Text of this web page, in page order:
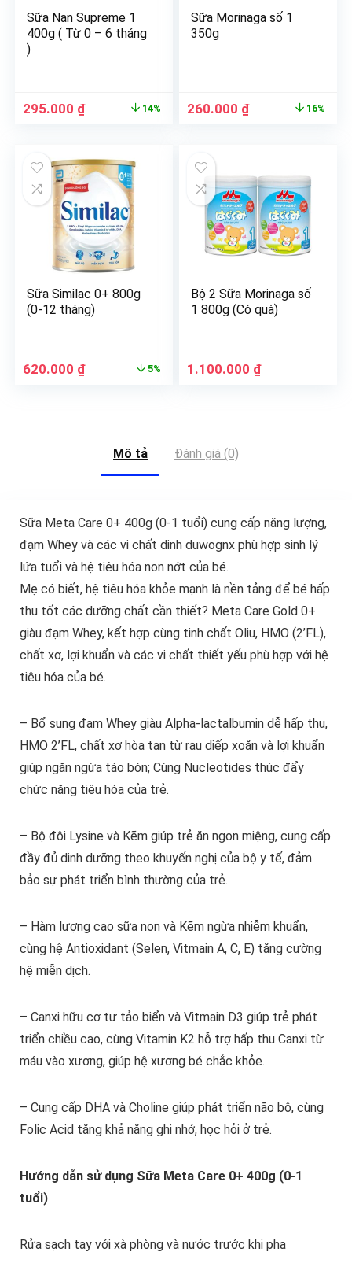
Sữa Nan Supreme 1
400g ( Từ 0 – 6 tháng
)
295.000 ₫ 14%
Sữa Morinaga số 1
350g
260.000 ₫ 16%
Sữa Similac 0+ 800g
(0-12 tháng)
620.000 ₫ 5%
Bộ 2 Sữa Morinaga số
1 800g (Có quà)
1.100.000 ₫
Mô tả Đánh giá (0)
Sữa Meta Care 0+ 400g (0-1 tuổi) cung cấp năng lượng,
đạm Whey và các vi chất dinh duwognx phù hợp sinh lý
lứa tuổi và hệ tiêu hóa non nớt của bé.
Mẹ có biết, hệ tiêu hóa khỏe mạnh là nền tảng để bé hấp
thu tốt các dưỡng chất cần thiết? Meta Care Gold 0+
giàu đạm Whey, kết hợp cùng tinh chất Oliu, HMO (2’FL),
chất xơ, lợi khuẩn và các vi chất thiết yếu phù hợp với hệ
tiêu hóa của bé.
– Bổ sung đạm Whey giàu Alpha-lactalbumin dễ hấp thu,
HMO 2’FL, chất xơ hòa tan từ rau diếp xoăn và lợi khuẩn
giúp ngăn ngừa táo bón; Cùng Nucleotides thúc đẩy
chức năng tiêu hóa của trẻ.
– Bộ đôi Lysine và Kẽm giúp trẻ ăn ngon miệng, cung cấp
đầy đủ dinh dưỡng theo khuyến nghị của bộ y tế, đảm
bảo sự phát triển bình thường của trẻ.
– Hàm lượng cao sữa non và Kẽm ngừa nhiễm khuẩn,
cùng hệ Antioxidant (Selen, Vitmain A, C, E) tăng cường
hệ miễn dịch.
– Canxi hữu cơ tư tảo biển và Vitmain D3 giúp trẻ phát
triển chiều cao, cùng Vitamin K2 hỗ trợ hấp thu Canxi từ
máu vào xương, giúp hệ xương bé chắc khỏe.
– Cung cấp DHA và Choline giúp phát triển não bộ, cùng
Folic Acid tăng khả năng ghi nhớ, học hỏi ở trẻ.
Hướng dẫn sử dụng Sữa Meta Care 0+ 400g (0-1
tuổi)
Rửa sạch tay với xà phòng và nước trước khi pha